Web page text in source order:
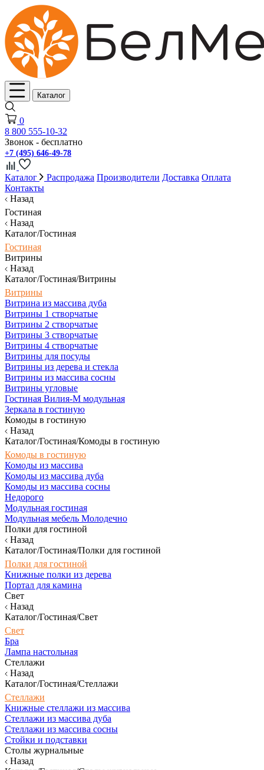
Каталог
0
8 800 555-10-32
Звонок - бесплатно
+7 (495) 646-49-78
Каталог Распродажа Производители Доставка Оплата
Контакты
Назад
Гостиная
Назад
Каталог/Гостиная
Гостиная
Витрины
Назад
Каталог/Гостиная/Витрины
Витрины
Витрина из массива дуба
Витрины 1 створчатые
Витрины 2 створчатые
Витрины 3 створчатые
Витрины 4 створчатые
Витрины для посуды
Витрины из дерева и стекла
Витрины из массива сосны
Витрины угловые
Гостиная Вилия-М модульная
Зеркала в гостиную
Комоды в гостиную
Назад
Каталог/Гостиная/Комоды в гостиную
Комоды в гостиную
Комоды из массива
Комоды из массива дуба
Комоды из массива сосны
Недорого
Модульная гостиная
Модульная мебель Молодечно
Полки для гостиной
Назад
Каталог/Гостиная/Полки для гостиной
Полки для гостиной
Книжные полки из дерева
Портал для камина
Свет
Назад
Каталог/Гостиная/Свет
Свет
Бра
Лампа настольная
Стеллажи
Назад
Каталог/Гостиная/Стеллажи
Стеллажи
Книжные стеллажи из массива
Стеллажи из массива дуба
Стеллажи из массива сосны
Стойки и подставки
Столы журнальные
Назад